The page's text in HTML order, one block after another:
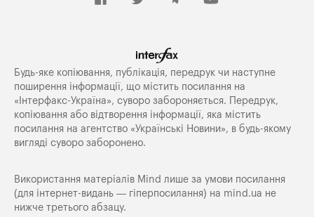
Будь-яке копiювання, публiкацiя, передрук чи наступне
поширення iнформацiї, що мiстить посилання на
«Iнтерфакс-Україна», суворо забороняється. Передрук,
копіювання або відтворення інформації, яка містить
посилання на агентство «Українські Новини», в будь-якому
вигляді суворо заборонено.
Використання матеріалів Mind лише за умови посилання
(для інтернет-видань — гіперпосилання) на mind.ua не
нижче третього абзацу.